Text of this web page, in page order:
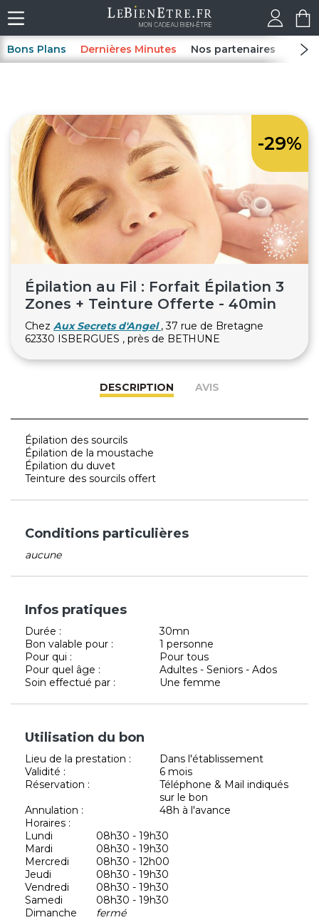
Bons Plans Dernières Minutes Nos partenaires Spas
-29%
Épilation au Fil : Forfait Épilation 3
Zones + Teinture Offerte - 40min
Chez Aux Secrets d'Angel , 37 rue de Bretagne
62330 ISBERGUES , près de BETHUNE
DESCRIPTION AVIS
Épilation des sourcils
Épilation de la moustache
Épilation du duvet
Teinture des sourcils offert
Conditions particulières
aucune
Infos pratiques
Durée :
30mn
Bon valable pour :
1 personne
Pour qui :
Pour tous
Pour quel âge :
Adultes - Seniors - Ados
Soin effectué par :
Une femme
Utilisation du bon
Lieu de la prestation :
Dans l'établissement
Validité :
6 mois
Réservation :
Téléphone & Mail indiqués
sur le bon
Annulation :
48h à l'avance
Horaires :
Lundi
08h30 - 19h30
Mardi
08h30 - 19h30
Mercredi
08h30 - 12h00
Jeudi
08h30 - 19h30
Vendredi
08h30 - 19h30
Samedi
08h30 - 19h30
Dimanche
fermé